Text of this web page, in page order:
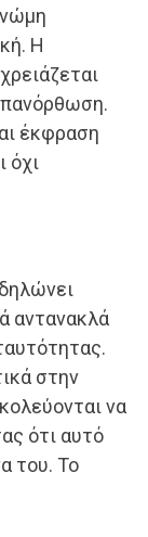
Η
έκφραση
όχι
αντανακλά
στην
να
ότι αυτό
του. Το